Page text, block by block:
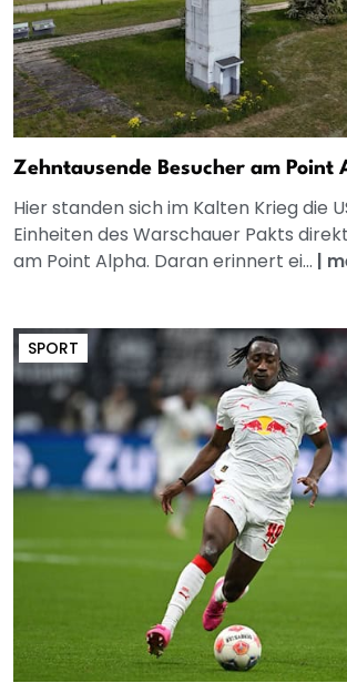
Zehntausende Besucher am Point
Hier standen sich im Kalten Krieg die
Einheiten des Warschauer Pakts
am Point Alpha. Daran erinnert ei... |
SPORT